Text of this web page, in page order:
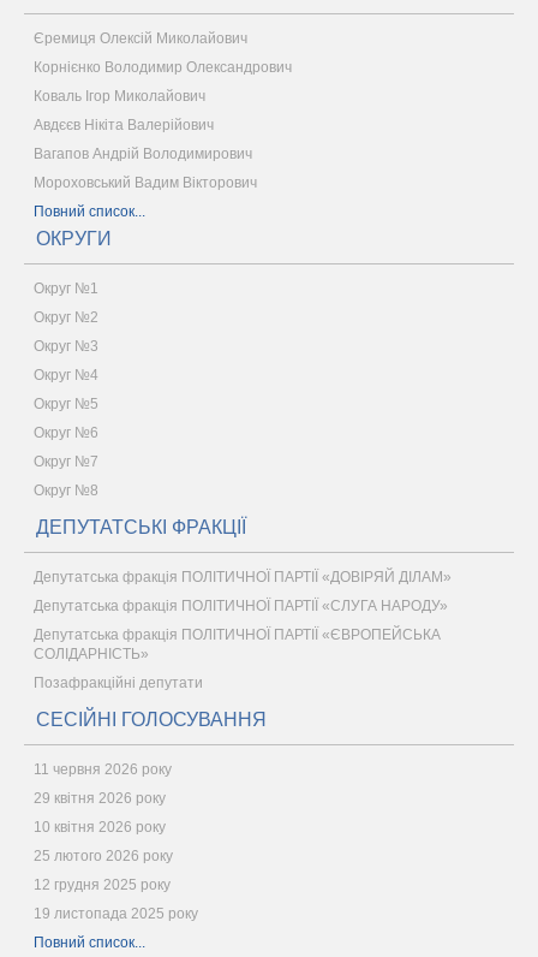
Єремиця Олексій Миколайович
Корнієнко Володимир Олександрович
Коваль Ігор Миколайович
Авдєєв Нікіта Валерійович
Вагапов Андрій Володимирович
Мороховський Вадим Вікторович
Повний список...
ОКРУГИ
Округ №1
Округ №2
Округ №3
Округ №4
Округ №5
Округ №6
Округ №7
Округ №8
ДЕПУТАТСЬКІ ФРАКЦІЇ
Депутатська фракція ПОЛІТИЧНОЇ ПАРТІЇ «ДОВІРЯЙ ДІЛАМ»
Депутатська фракція ПОЛІТИЧНОЇ ПАРТІЇ «СЛУГА НАРОДУ»
Депутатська фракція ПОЛІТИЧНОЇ ПАРТІЇ «ЄВРОПЕЙСЬКА
СОЛІДАРНІСТЬ»
Позафракційні депутати
СЕСІЙНІ ГОЛОСУВАННЯ
11 червня 2026 року
29 квітня 2026 року
10 квітня 2026 року
25 лютого 2026 року
12 грудня 2025 року
19 листопада 2025 року
Повний список...